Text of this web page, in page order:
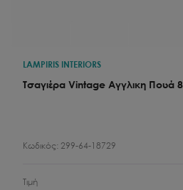
LAMPIRIS INTERIORS
Τσαγιέρα Vintage Αγγλικη Πουά
Κωδικός: 299-64-18729
Τιμή